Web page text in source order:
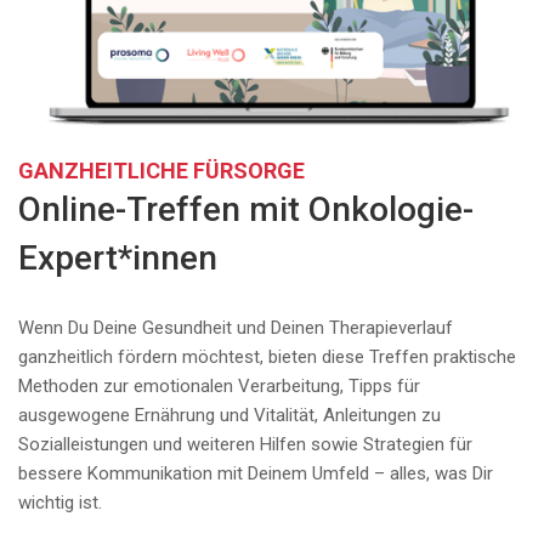
GANZHEITLICHE FÜRSORGE
Online-Treffen mit Onkologie-
Expert*innen
Wenn Du Deine Gesundheit und Deinen Therapieverlauf
ganzheitlich fördern möchtest, bieten diese Treffen praktische
Methoden zur emotionalen Verarbeitung, Tipps für
ausgewogene Ernährung und Vitalität, Anleitungen zu
Sozialleistungen und weiteren Hilfen sowie Strategien für
bessere Kommunikation mit Deinem Umfeld – alles, was Dir
wichtig ist.